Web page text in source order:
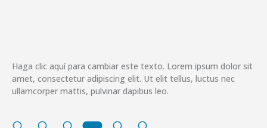
Haga clic aquí para cambiar este texto. Lorem ipsum dolor sit
amet, consectetur adipiscing elit. Ut elit tellus, luctus nec
ullamcorper mattis, pulvinar dapibus leo.